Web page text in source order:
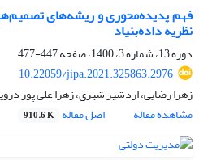
فهم پدیده‌محوری و ریشه‌های
نظریه داده‌بنیاد
دوره 13، شماره 3، 1400، صفحه
447-477
10.22059/jipa.2021.325863.2976
زهرا رضایی، اردشیر شیری، زهرا علی پور
مشاهده مقاله
اصل مقاله 910.6 K